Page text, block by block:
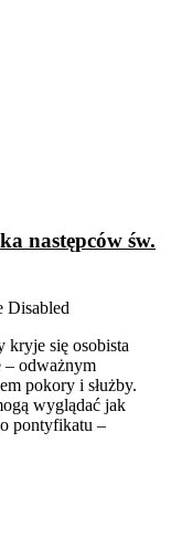
następców św.
Disabled
kryje się osobista
– odważnym
pokory i służby.
wyglądać jak
pontyfikatu –